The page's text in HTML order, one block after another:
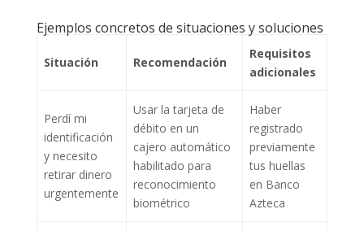
Ejemplos concretos de situaciones y soluciones
Situación Recomendación
Requisitos
adicionales
Perdí mi
identificación
y necesito
retirar dinero
urgentemente
Usar la tarjeta de
débito en un
cajero automático
habilitado para
reconocimiento
biométrico
Haber
registrado
previamente
tus huellas
en Banco
Azteca